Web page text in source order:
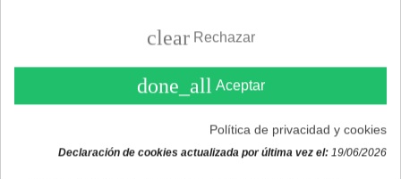
clear Rechazar
done_all Aceptar
Política de privacidad y cookies
Declaración de cookies actualizada por última vez el: 19/06/2026